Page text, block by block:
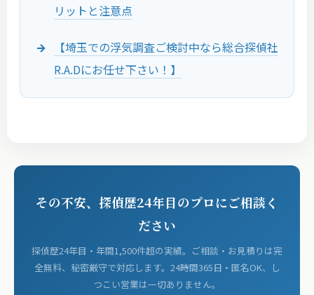
リットと注意点
【埼玉での浮気調査ご検討中なら総合探偵社
R.A.Dにお任せ下さい！】
その不安、探偵歴24年目のプロにご相談く
ださい
探偵歴24年目・年間1,500件超の実績。ご相談・お見積りは完
全無料、秘密厳守で対応します。24時間365日・匿名OK、し
つこい営業は一切ありません。